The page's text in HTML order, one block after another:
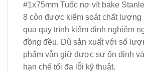
#1x75mm Tuốc nơ vít bake
8 còn được kiểm soát chất lượng
qua quy trình kiểm định nghiêm
đồng đều. Dù sản xuất với số
phẩm vẫn giữ được sự ổn định
hạn chế tối đa lỗi kỹ thuật.